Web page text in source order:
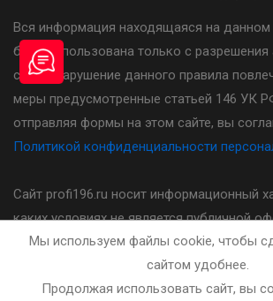
Вся информация находящаяся на данном
быть использована только с
сайта. Нарушение данного правила
меры предусмотренные статьей 146 УК
отправляя формы на этом сайте, вы
Политикой конфиденциальности
Сайт profi196.ru носит информационный
каких условиях не является публичной
определяемой положениями статьи
кодекса Российской Федерации.
другие условия предоставления услуг
Мы используем файлы cookie, чтобы
сайтом удобнее.
Продолжая использовать сайт, вы